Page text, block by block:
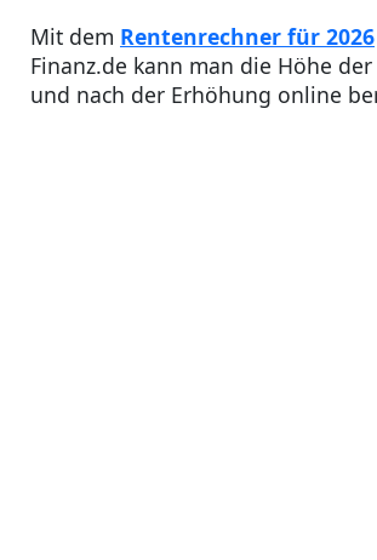
Mit dem Rentenrechner für 2026
Finanz.de kann man die Höhe
und nach der Erhöhung online